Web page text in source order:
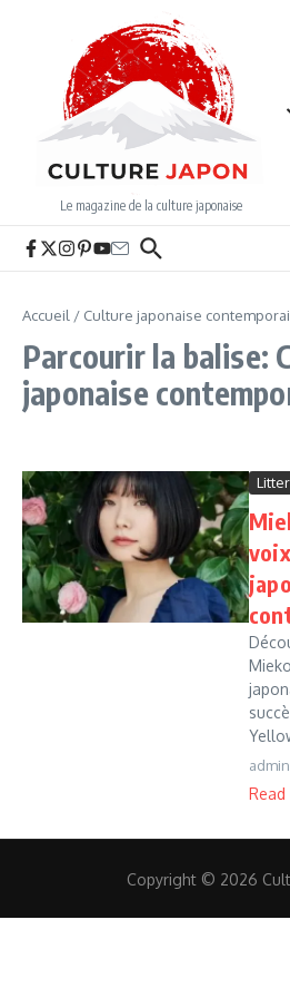
Le magazine de la culture japonaise
Accueil / Culture japonaise
Parcourir la balise:
japonaise
admin